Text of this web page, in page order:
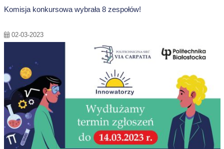
Komisja konkursowa wybrała 8 zespołów!
02-03-2023